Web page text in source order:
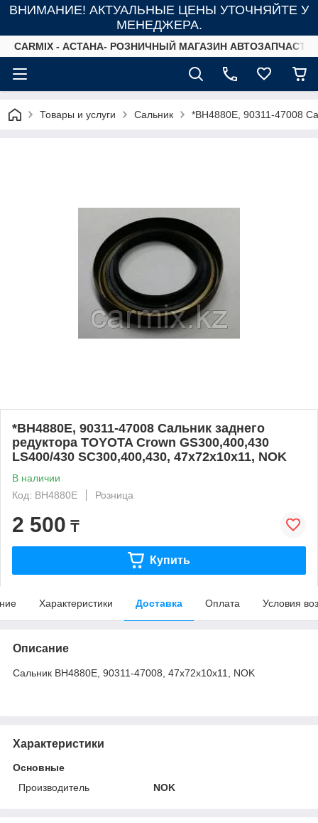
ВНИМАНИЕ! АКТУАЛЬНЫЕ ЦЕНЫ УТОЧНЯЙТЕ У
МЕНЕДЖЕРА.
СARMIX - АСТАНА- РОЗНИЧНЫЙ МАГАЗИН
Товары и услуги Сальник *BH4880E, 90311-47008
*BH4880E, 90311-47008 Сальник заднего
редуктора TOYOTA Crown GS300,400,430
LS400/430 SC300,400,430, 47х72х10х11, NOK
В наличии
Код: BH4880E
Розница
2 500 ₸
Купить
Характеристики Доставка Оплата Условия
Описание
Сальник BH4880E, 90311-47008, 47x72x10x11, NOK
Характеристики
Основные
Производитель
NOK